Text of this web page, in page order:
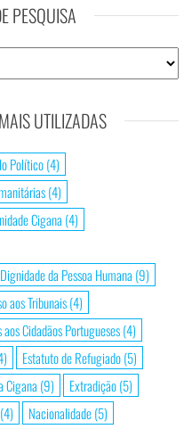
PESQUISA
UTILIZADAS
Político(4)
(4)
Cigana (4)
Dignidade da Pessoa Humana (9)
aos Tribunais(4)
Cidadãos Portugueses(4)
Estatuto de Refugiado(5)
Cigana (9) Extradição(5)
(4) Nacionalidade(5)